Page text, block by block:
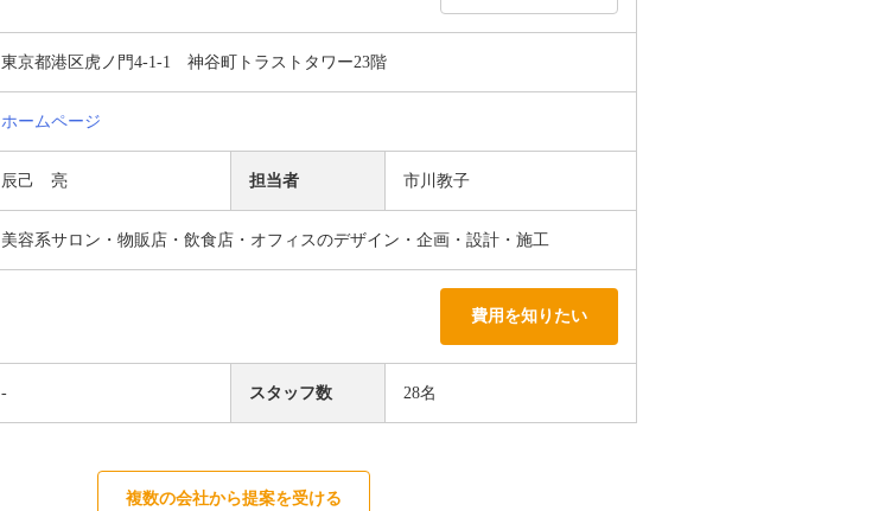
東京都港区虎ノ門4-1-1 神谷町トラストタワー23階
ホームページ
辰己 亮 担当者 市川教子
美容系サロン・物販店・飲食店・オフィスのデザイン・企画・設計・施工
費用を知りたい
- スタッフ数 28名
複数の会社から提案を受ける